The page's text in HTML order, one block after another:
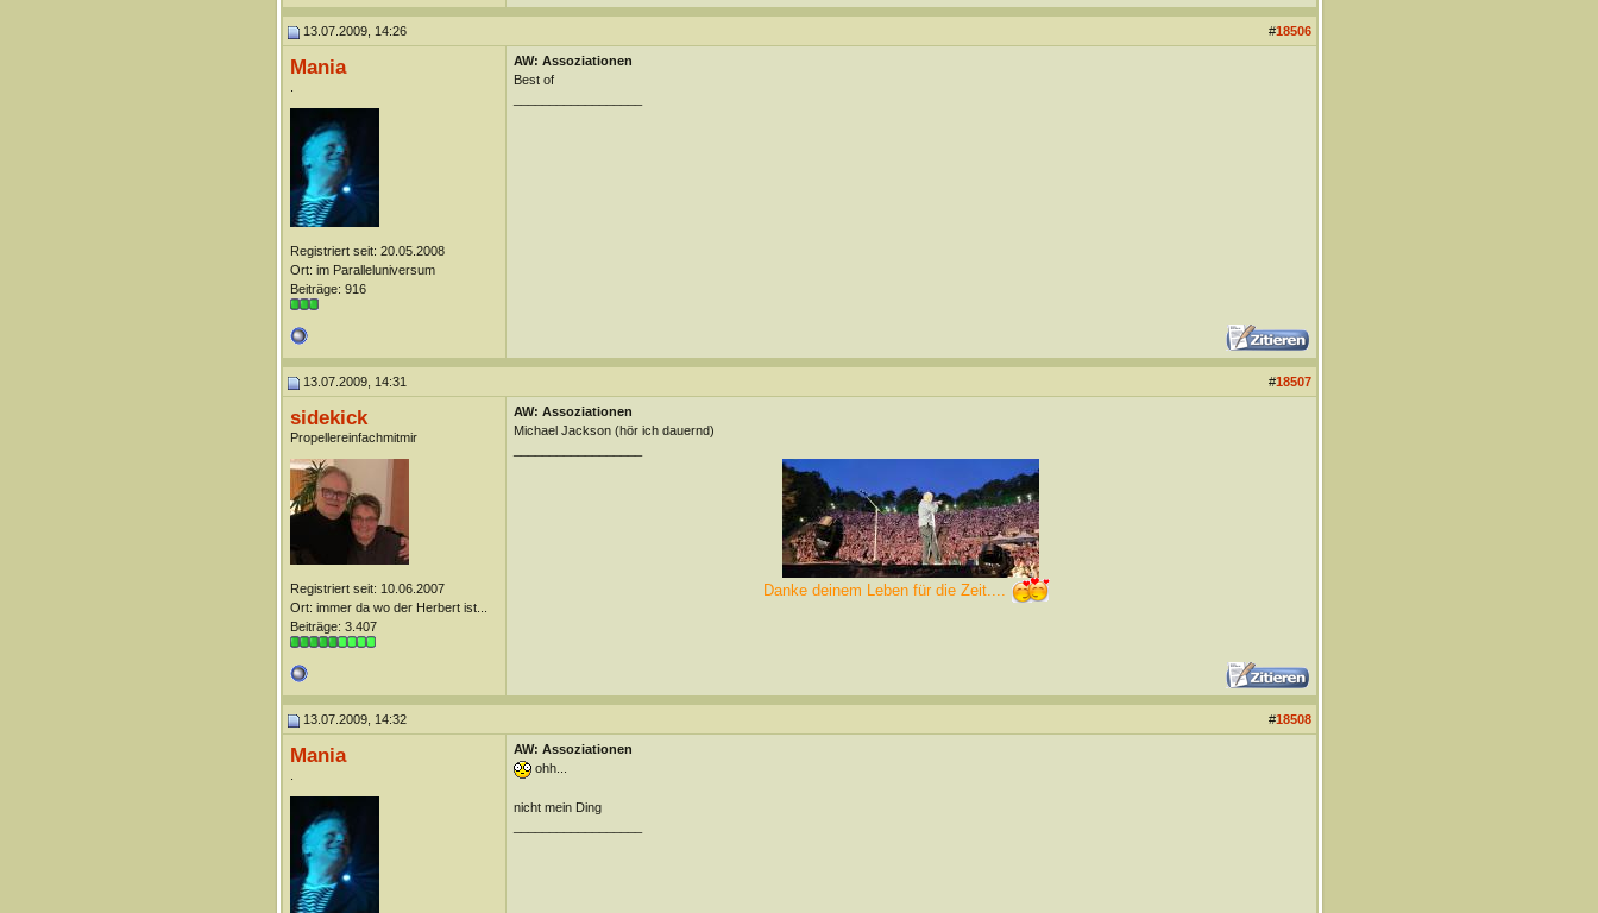
13.07.2009, 14:26 #18506
Mania
Registriert seit: 20.05.2008
Ort: im Paralleluniversum
Beiträge: 916
AW: Assoziationen
Best of
13.07.2009, 14:31 #18507
sidekick
Propellereinfachmitmir
Registriert seit: 10.06.2007
Ort: immer da wo der Herbert ist...
Beiträge: 3.407
AW: Assoziationen
Michael Jackson (hör ich dauernd)
Danke deinem Leben für die Zeit....
13.07.2009, 14:32 #18508
Mania
AW: Assoziationen
ohh...
nicht mein Ding